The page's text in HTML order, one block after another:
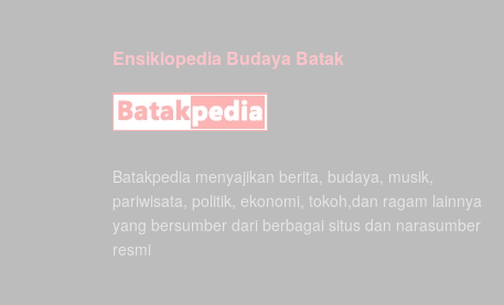
Ensiklopedia Budaya Batak
Batakpedia menyajikan berita, budaya, musik,
pariwisata, politik, ekonomi, tokoh,dan ragam lainnya
yang bersumber dari berbagai situs dan narasumber
resmi